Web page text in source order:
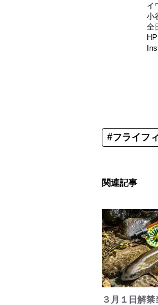
イ
小
全
HP
#フライフ
関連記事
３月１日解